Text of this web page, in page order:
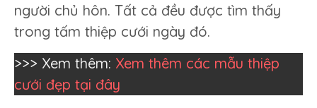
người chủ hôn. Tất cả đều được tìm thấy
trong tấm thiệp cưới ngày đó.
>>> Xem thêm: Xem thêm các mẫu thiệp
cưới đẹp tại đây